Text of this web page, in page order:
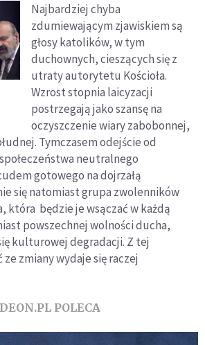
Najbardziej chyba
zdumiewającym zjawiskiem są
głosy katolików, w tym
duchownych, cieszących się z
utraty autorytetu Kościoła.
Wzrost stopnia laicyzacji
postrzegają jako szansę na
oczyszczenie wiary zabobonnej,
Tymczasem odejście od
neutralnego
gotowego na dojrzałą
się natomiast grupa zwolenników
która będzie je wsączać w każdą
powszechnej wolności ducha,
kulturowej degradacji. Z tej
zmiany wydaje się raczej
DEON.PL POLECA